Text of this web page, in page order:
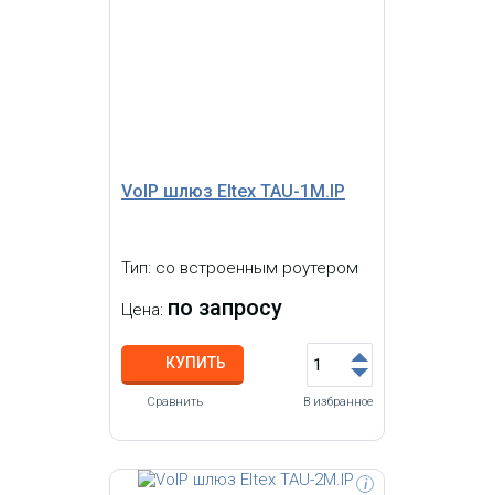
VoIP шлюз Eltex TAU-1M.IP
Тип: со встроенным роутером
Цена: по запросу
КУПИТЬ
Сравнить В избранное
i